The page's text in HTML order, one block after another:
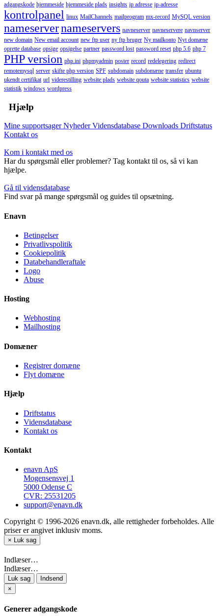
adgangskode hjemmeside hjemmeside plads insights ip adresse ip-adresse
kontrolpanel linux MailChannels mailprogram mx-record MySQL version
nameservernameservers navneserver navneservere navnserver
new domain New email account new ftp user ny ftp bruger Ny mailkonto Nyt domæne
oprette database opsige opsigelse partner password lost password reset php 5.6 php 7
PHP version php.ini phpmyadmin poster record redelegering redirect
remotemysql server skifte php version SPF subdomain subdomæne transfer ubuntu
ukendt certifikat url viderestilling website plads website qouta website statistics website
statistik windows wordpress
Hjælp
Mine supportsagerNyhederVidensdatabase Downloads Driftstatus
Kontakt os
Kom i kontakt med os
Har du spørgsmål eller problemer? Tag kontakt til os, så vi kan
hjælpe.
Gå til vidensdatabase
Find svar på mange spørgsmål og guides til opsætning.
Enavn
Betingelser
Privatlivspolitik
Cookiepolitik
Databehandleraftale
Logo
Abuse
Hosting
Webhosting
Mailhosting
Domæner
Registrer domæne
Flyt domæne
Hjælp
Driftstatus
Vidensdatabase
Kontakt os
Kontakt
enavn ApS
Mogensensvej 1
5000 Odense C
CVR: 25531205
support@enavn.dk
Copyright © 1996-2026 enavn.dk, alle rettigheder forbeholdes. Alle
priser er angivet inklusiv moms.
× Luk sag
Indlæser…
Indlæser…
Luk sag
Indsend
×
Generer adgangskode